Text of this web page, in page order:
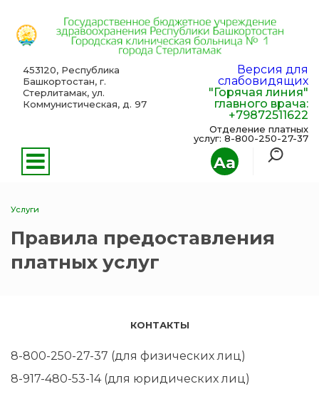
Aa
453120, Республика
Башкортостан, г.
Стерлитамак, ул.
Коммунистическая, д. 97
Версия для
слабовидящих
"Горячая линия"
главного врача:
+79872511622
Отделение платных
услуг: 8-800-250-27-37
Услуги
Правила предоставления
платных услуг
КОНТАКТЫ
8-800-250-27-37 (для физических лиц)
8-917-480-53-14 (для юридических лиц)